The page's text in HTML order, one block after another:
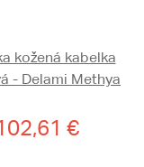
kožená kabelka
- Delami Methya
€